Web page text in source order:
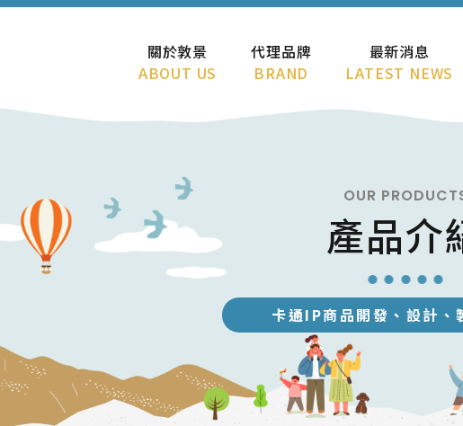
關於敦景
ABOUT US
代理品牌
BRAND
最新消息
LATEST NEWS
OUR
產品介
卡通IP商品開發、設計、